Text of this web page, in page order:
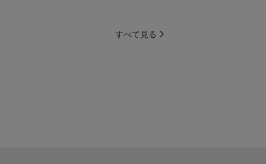
すべて見る